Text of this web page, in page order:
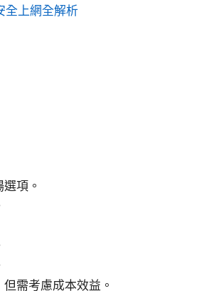
全上網全解析
項。
需考慮成本效益。